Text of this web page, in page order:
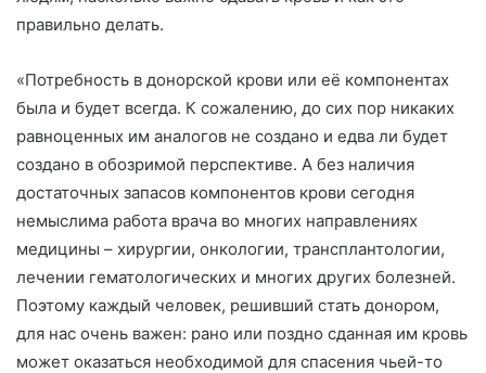
правильно делать.
«Потребность в донорской крови или её компонентах
была и будет всегда. К сожалению, до сих пор никаких
равноценных им аналогов не создано и едва ли будет
создано в обозримой перспективе. А без наличия
достаточных запасов компонентов крови сегодня
немыслима работа врача во многих направлениях
медицины – хирургии, онкологии, трансплантологии,
лечении гематологических и многих других болезней.
Поэтому каждый человек, решивший стать донором,
для нас очень важен: рано или поздно сданная им кровь
может оказаться необходимой для спасения чьей-то